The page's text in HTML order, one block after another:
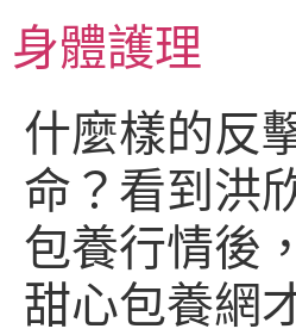
主身體護理
什麼樣的反
命？看到洪
包養行情後
甜心包養網